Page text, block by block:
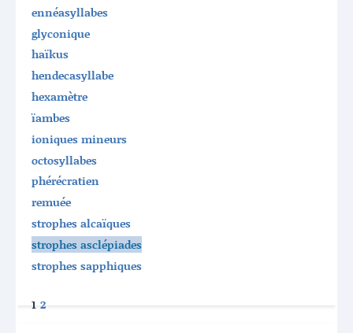
ennéasyllabes
glyconique
haïkus
hendecasyllabe
hexamètre
ïambes
ioniques mineurs
octosyllabes
phérécratien
remuée
strophes alcaïques
strophes asclépiades
strophes sapphiques
1 2